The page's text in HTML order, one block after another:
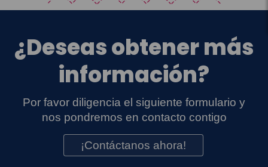
¿Deseas obtener más
información?
Por favor diligencia el siguiente formulario y
nos pondremos en contacto contigo
¡Contáctanos ahora!